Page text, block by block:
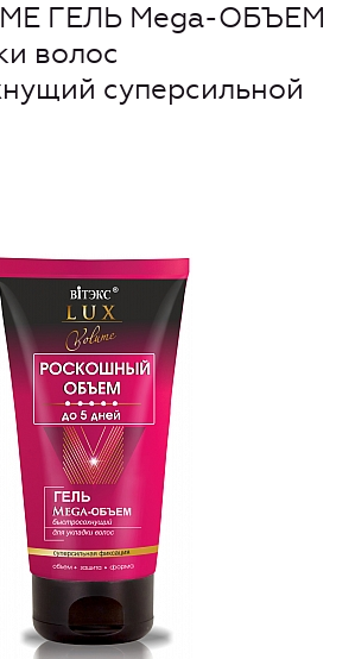
ГЕЛЬ Mega-ОБЪЕМ
волос
суперсильной